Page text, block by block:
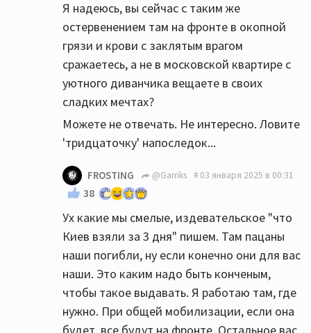
Я надеюсь, вы сейчас с таким же
остервенением там на фронте в окопной
грязи и крови с заклятым врагом
сражаетесь, а не в московской квартире с
уютного диванчика вещаете в своих
сладких мечтах?
Можете не отвечать. Не интересно. Ловите
'тридцаточку' напоследок...
FROSTING @Garriks 03 января 2025 в 00:31
38
Ух какие мы смелые, издевательское "что
Киев взяли за 3 дня" пишем. Там пацаны
наши погибли, ну если конечно они для вас
наши. Это каким надо быть конченым,
чтобы такое выдавать. Я работаю там, где
нужно. При общей мобилизации, если она
будет, все будут на фронте. Остальное вас